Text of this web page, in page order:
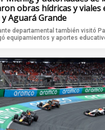
obras hídricas y viales
Aguará Grande
departamental también visitó
equipamientos y aportes